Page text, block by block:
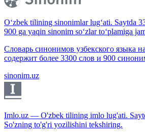
O‘zbek tilining sinonimlar lug‘ati. Saytda
900 ga yaqin sinonim so‘zlar to‘plamiga
Словарь синонимов узбекского языка
содержит более 3300 слов и 900
sinonim.uz
Imlo.uz — O'zbek tilining imlo lug'ati.
So'zning to'g'ri yozilishini tekshiring.